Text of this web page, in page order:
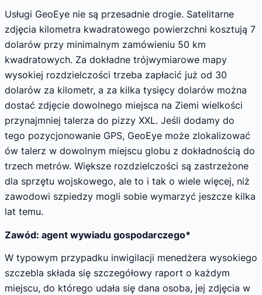
Usługi GeoEye nie są przesadnie drogie. Satelitarne
zdjęcia kilometra kwadratowego powierzchni kosztują 7
dolarów przy minimalnym zamówieniu 50 km
kwadratowych. Za dokładne trójwymiarowe mapy
wysokiej rozdzielczości trzeba zapłacić już od 30
dolarów za kilometr, a za kilka tysięcy dolarów można
dostać zdjęcie dowolnego miejsca na Ziemi wielkości
przynajmniej talerza do pizzy XXL. Jeśli dodamy do
tego pozycjonowanie GPS, GeoEye może zlokalizować
ów talerz w dowolnym miejscu globu z dokładnością do
trzech metrów. Większe rozdzielczości są zastrzeżone
dla sprzętu wojskowego, ale to i tak o wiele więcej, niż
zawodowi szpiedzy mogli sobie wymarzyć jeszcze kilka
lat temu.
Zawód: agent wywiadu gospodarczego*
W typowym przypadku inwigilacji menedżera wysokiego
szczebla składa się szczegółowy raport o każdym
miejscu, do którego udała się dana osoba, jej zdjęcia w